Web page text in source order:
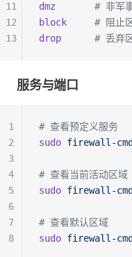
dmz
# 非军
block
# 阻止
drop
# 丢弃
11
12
13
服务与端口
# 查看预定义服务
sudo firewall-cmd
# 查看当前活动区域
sudo firewall-cmd
# 查看默认区域
sudo firewall-cmd
1
2
3
4
5
6
7
8